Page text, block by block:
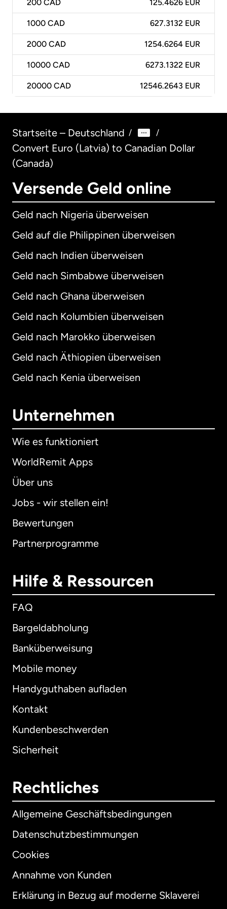
200 CAD 125.4626 EUR
1000 CAD 627.3132 EUR
2000 CAD 1254.6264 EUR
10000 CAD 6273.1322 EUR
20000 CAD 12546.2643 EUR
Startseite – Deutschland / /
Convert Euro (Latvia) to Canadian Dollar
(Canada)
Versende Geld online
Geld nach Nigeria überweisen
Geld auf die Philippinen überweisen
Geld nach Indien überweisen
Geld nach Simbabwe überweisen
Geld nach Ghana überweisen
Geld nach Kolumbien überweisen
Geld nach Marokko überweisen
Geld nach Äthiopien überweisen
Geld nach Kenia überweisen
Unternehmen
Wie es funktioniert
WorldRemit Apps
Über uns
Jobs - wir stellen ein!
Bewertungen
Partnerprogramme
Hilfe & Ressourcen
FAQ
Bargeldabholung
Banküberweisung
Mobile money
Handyguthaben aufladen
Kontakt
Kundenbeschwerden
Sicherheit
Rechtliches
Allgemeine Geschäftsbedingungen
Datenschutzbestimmungen
Cookies
Annahme von Kunden
Erklärung in Bezug auf moderne Sklaverei
International English